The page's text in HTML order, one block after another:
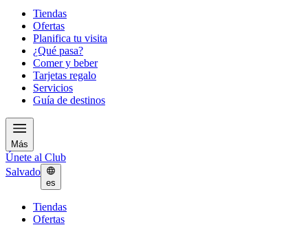
Tiendas
Ofertas
Planifica tu visita
¿Qué pasa?
Comer y beber
Tarjetas regalo
Servicios
Guía de destinos
Más
Únete al Club
Salvado
es
Tiendas
Ofertas